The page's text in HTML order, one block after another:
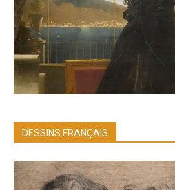
DESSINS FRANÇAIS